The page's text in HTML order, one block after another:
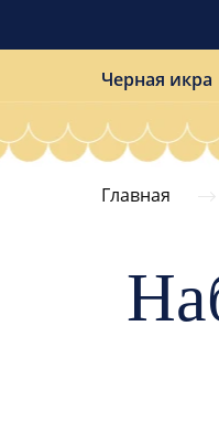
Черная икра
Главная